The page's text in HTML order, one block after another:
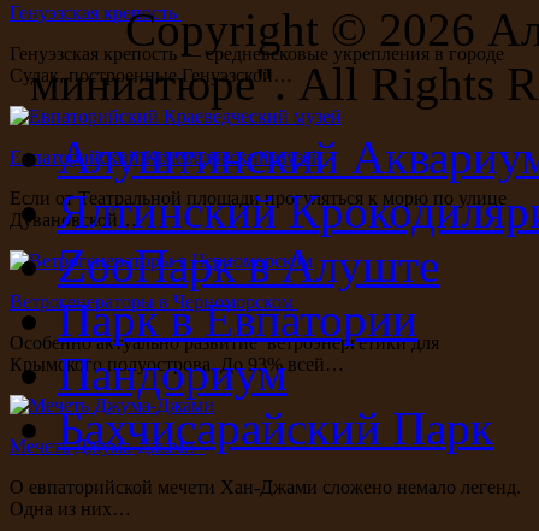
Генуэзская крепость
Генуэзская крепость — средневековые укрепления в городе
Судак, построенные Генуэзской…
Евпаторийский Краеведческий музей
Если от Театральной площади прогуляться к морю по улице
Дувановской…
Ветрогенераторы в Черноморском
Особенно актуально развитие ветроэнергетики для
Крымского полуострова. До 93% всей…
Мечеть Джума-Джами
О евпаторийской мечети Хан-Джами сложено немало легенд.
Одна из них…
Copyright © 2026
миниатюре". All Rights
Алуштинский
Ялтинский
ZooПарк в Алуште
Парк в Евпатории
Пандориум
Бахчисарайский Парк